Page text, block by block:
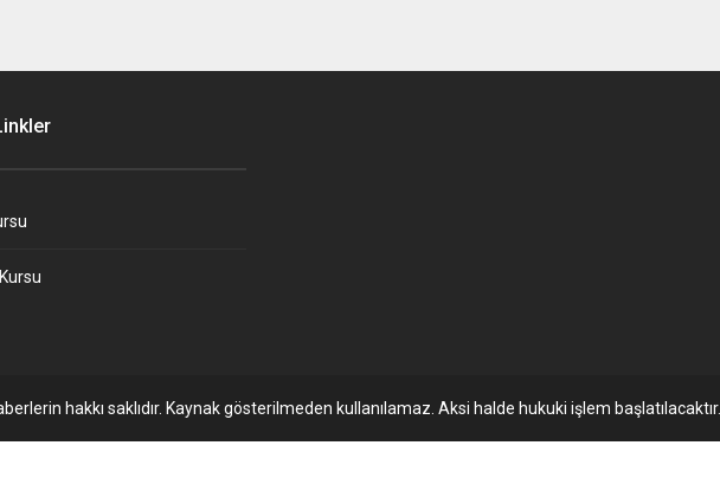
hakkı saklıdır. Kaynak gösterilmeden kullanılamaz. Aksi halde hukuki işlem başlatılacaktır.